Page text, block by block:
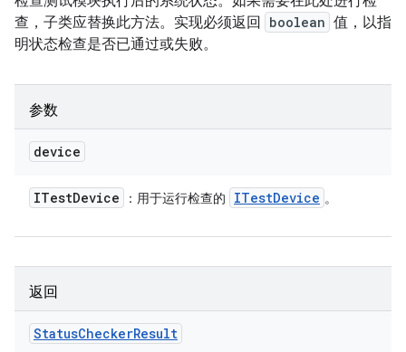
查，子类应替换此方法。实现必须返回
boolean 值，以指
明状态检查是否已通过或失败。
参数
device
ITestDevice ：用于运行检查的 ITestDevice 。
返回
StatusCheckerResult